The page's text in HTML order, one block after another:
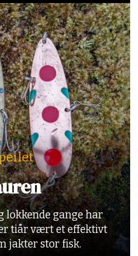
lokkende gange har
tiår vært et effektivt
jakter stor fisk.